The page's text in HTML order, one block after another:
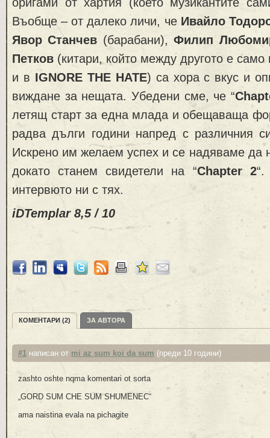
Въобще – от далеко личи, че Ивайло
Явор Станчев (барабани),Филип
Петков (китари, който между другото е
и в IGNORE THE HATE) са хора с вкус и
виждане за нещата. Убедени сме, че “
летящ старт за една млада и обещаваща
радва дълги години напред с различния
Искрено им желаем успех и се надяваме да
докато станем свидетели на “Chapter 2“.
интервюто ни с тях.
iDTemplar 8,5 / 10
КОМЕНТАРИ (2) ЗА АВТОРА
#1 написан от mi az sum koi da sum (преди 10 години)
zashto oshte nqma komentari ot sorta
„GORD SUM CHE SUM SHUMENEC“
ama naistina evala na pichagite